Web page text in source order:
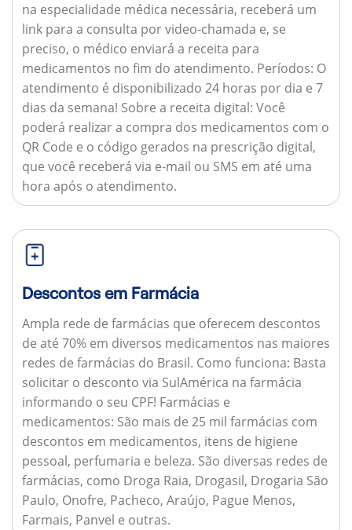
na especialidade médica necessária, receberá um
link para a consulta por video-chamada e, se
preciso, o médico enviará a receita para
medicamentos no fim do atendimento. Períodos: O
atendimento é disponibilizado 24 horas por dia e 7
dias da semana! Sobre a receita digital: Você
poderá realizar a compra dos medicamentos com o
QR Code e o código gerados na prescrição digital,
que você receberá via e-mail ou SMS em até uma
hora após o atendimento.
Descontos em Farmácia
Ampla rede de farmácias que oferecem descontos
de até 70% em diversos medicamentos nas maiores
redes de farmácias do Brasil. Como funciona: Basta
solicitar o desconto via SulAmérica na farmácia
informando o seu CPF! Farmácias e
medicamentos: São mais de 25 mil farmácias com
descontos em medicamentos, itens de higiene
pessoal, perfumaria e beleza. São diversas redes de
farmácias, como Droga Raia, Drogasil, Drogaria São
Paulo, Onofre, Pacheco, Araújo, Pague Menos,
Farmais, Panvel e outras.